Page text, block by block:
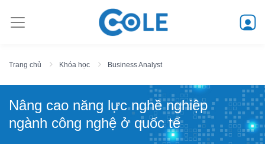
Trang chủ Khóa học Business Analyst
Nâng cao năng lực nghề nghiệp
ngành công nghệ ở quốc tế